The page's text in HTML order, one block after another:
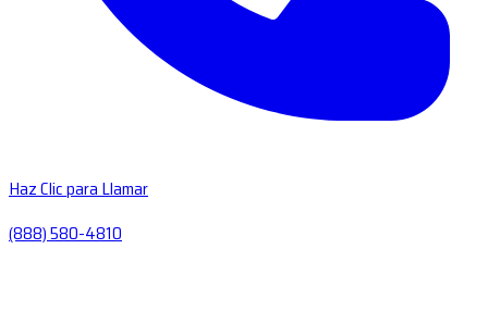
Haz Clic para Llamar
(888) 580-4810